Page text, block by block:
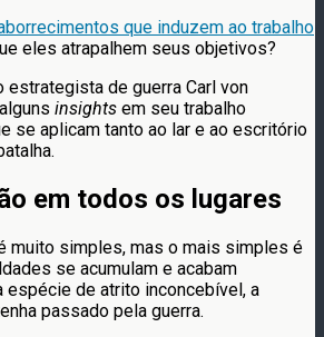
que induzem ao trabalho
eles atrapalhem seus objetivos?
estrategista de guerra Carl von
insights em seu trabalho
se aplicam tanto ao lar e ao escritório
em todos os lugares
muito simples, mas o mais simples é
se acumulam e acabam
espécie de atrito inconcebível, a
passado pela guerra.